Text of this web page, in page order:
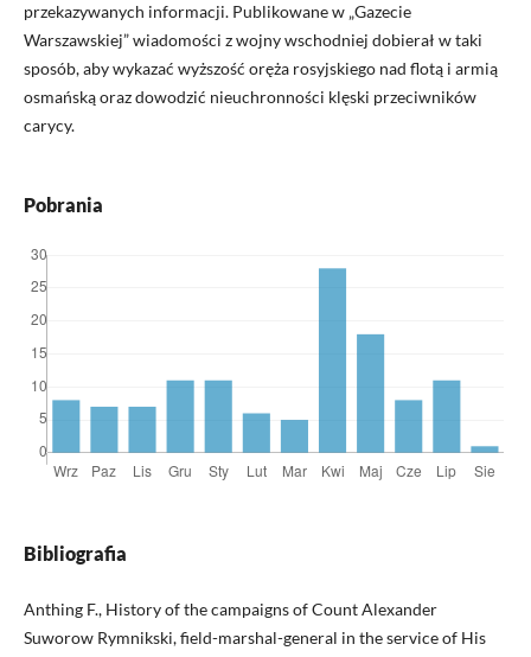
przekazywanych informacji. Publikowane w „Gazecie
Warszawskiej” wiadomości z wojny wschodniej dobierał w taki
sposób, aby wykazać wyższość oręża rosyjskiego nad flotą i armią
osmańską oraz dowodzić nieuchronności klęski przeciwników
carycy.
Pobrania
Bibliografia
Anthing F., History of the campaigns of Count Alexander
Suworow Rymnikski, field-marshal-general in the service of His